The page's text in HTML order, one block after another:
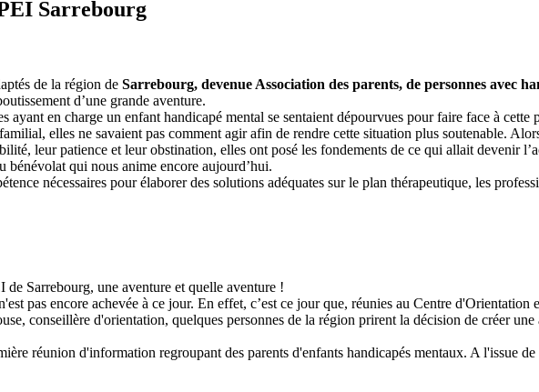
Sarrebourg
de la région de Sarrebourg, devenue Association des parents, de personnes avec
d’une grande aventure.
ayant en charge un enfant handicapé mental se sentaient dépourvues pour faire face à
elles ne savaient pas comment agir afin de rendre cette situation plus soutenable.
leur patience et leur obstination, elles ont posé les fondements de ce qui allait devenir
bénévolat qui nous anime encore aujourd’hui.
nécessaires pour élaborer des solutions adéquates sur le plan thérapeutique, les
Sarrebourg, une aventure et quelle aventure !
pas encore achevée à ce jour. En effet, c’est ce jour que, réunies au Centre
conseillère d'orientation, quelques personnes de la région prirent la décision de créer
réunion d'information regroupant des parents d'enfants handicapés mentaux. A l'issue